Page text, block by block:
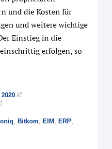
und die Kosten für
und weitere wichtige
Einstieg in die
erfolgen, so
, Bitkom, EIM , ERP,